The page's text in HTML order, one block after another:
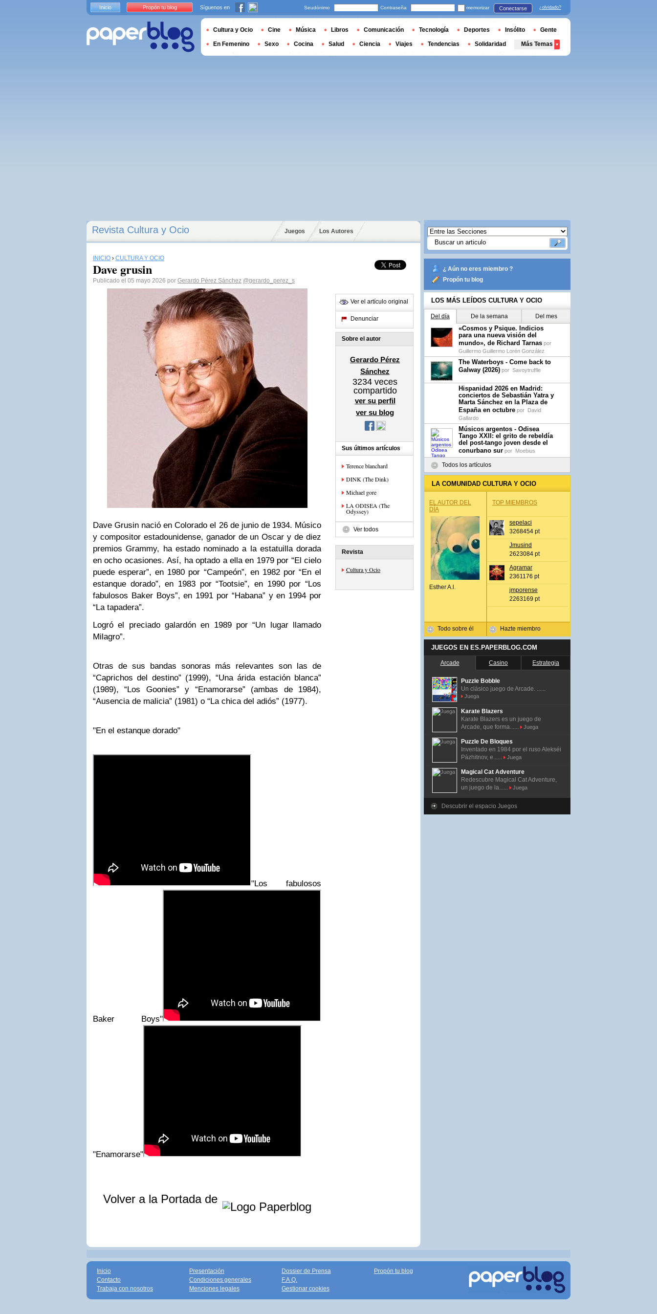
Revista Cultura y Ocio Juegos Los Autores
INICIO › CULTURA Y OCIO
Dave grusin
Publicado el 05 mayo 2026 por Gerardo Pérez Sánchez @gerardo_perez_s
Dave Grusin nació en Colorado el 26 de junio de 1934. Músico
y compositor estadounidense, ganador de un Oscar y de diez
premios Grammy, ha estado nominado a la estatuilla dorada
en ocho ocasiones.Así, ha optado a ella en 1979 por “El cielo
puede esperar”, en 1980 por “Campeón”, en 1982 por “En el
estanque dorado”, en 1983 por “Tootsie”, en 1990 por “Los
fabulosos Baker Boys”, en 1991 por “Habana” y en 1994 por
“La tapadera”.
Logró el preciado galardón en 1989 por “Un lugar llamado
Milagro”.
Otras de sus bandas sonoras más relevantes son las de
“Caprichos del destino” (1999), “Una árida estación blanca”
(1989), “Los Goonies” y “Enamorarse” (ambas de 1984),
“Ausencia de malicia” (1981) o “La chica del adiós” (1977).
"En el estanque dorado"
"Los fabulosos
Baker Boys"
"Enamorarse"
Volver a la Portada de
Ver el artículo original
Denunciar
Sobre el autor
Gerardo Pérez
Sánchez
3234 veces
compartido
ver su perfil
ver su blog
Sus últimos artículos
Terence blanchard
DINK (The Dink)
Michael gore
LA ODISEA (The
Odyssey)
Ver todos
Revista
Cultura y Ocio
¿ Aún no eres miembro ?
Propón tu blog
LOS MÁS LEÍDOS CULTURA Y OCIO
Del día De la semana Del mes
«Cosmos y Psique. Indicios
para una nueva visión del
mundo», de Richard Tarnas por
Guillermo Guillermo Lorén González
The Waterboys - Come back to
Galway (2026) por Savoytruffle
Hispanidad 2026 en Madrid:
conciertos de Sebastián Yatra y
Marta Sánchez en la Plaza de
España en octubre por David
Gallardo
Músicos argentos - Odisea
Tango XXII: el grito de rebeldía
del post-tango joven desde el
conurbano sur por Moebius
Todos los artículos
LA COMUNIDAD CULTURA Y OCIO
EL AUTOR DEL
DÍA
Esther A.l.
Todo sobre él
TOP MIEMBROS
sepelaci
3268454 pt
Jmusind
2623084 pt
Agramar
2361176 pt
jmporense
2263169 pt
Hazte miembro
JUEGOS EN ES.PAPERBLOG.COM
Arcade Casino Estrategia
Puzzle Bobble
Un clásico juego de Arcade. ......
Juega
Karate Blazers
Karate Blazers es un juego de
Arcade, que forma......
Juega
Puzzle De Bloques
Inventado en 1984 por el ruso Alekséi
Pázhitnov, e......
Juega
Magical Cat Adventure
Redescubre Magical Cat Adventure,
un juego de la......
Juega
Descubrir el espacio Juegos
Inicio Propón tu blog Síguenos en Seudónimo Contraseña memorizar Conectarse ¿olvidado?
Cultura y Ocio Cine Música Libros Comunicación Tecnología Deportes Insólito Gente
En Femenino Sexo Cocina Salud Ciencia Viajes Tendencias Solidaridad Más Temas
Inicio
Contacto
Trabaja con nosotros
Presentación
Condiciones generales
Menciones legales
Dossier de Prensa
F.A.Q.
Gestionar cookies
Propón tu blog